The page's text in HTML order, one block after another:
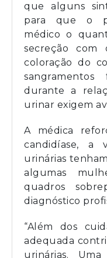
que alguns
para que o
médico o
secreção com
coloração do
durante a
urinar exigem
A médica
candidíase, a
urinárias
algumas
quadros
diagnóstico
“Além dos
adequada
urinárias.